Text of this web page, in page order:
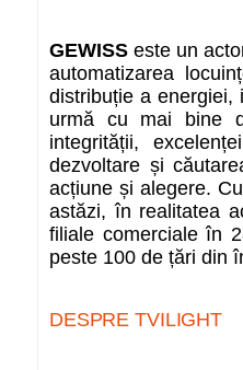
GEWISS este un
automatizarea
distribuție a energiei,
urmă cu mai bine
integrității,
dezvoltare și
acțiune și alegere.
astăzi, în realitatea
filiale comerciale în
peste 100 de țări din
DESPRE TVILIGHT